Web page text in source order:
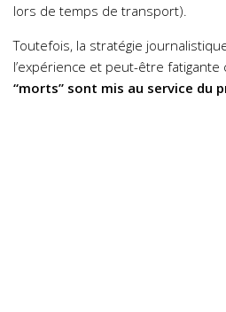
lors de temps de transport).
Toutefois, la stratégie
l’expérience et peut-être fatigante
“morts” sont mis au service du